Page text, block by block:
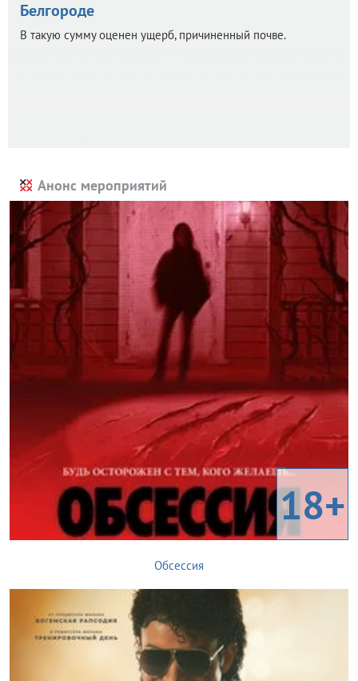
Белгороде
В такую сумму оценен ущерб, причиненный почве.
Анонс мероприятий
18+
Обсессия